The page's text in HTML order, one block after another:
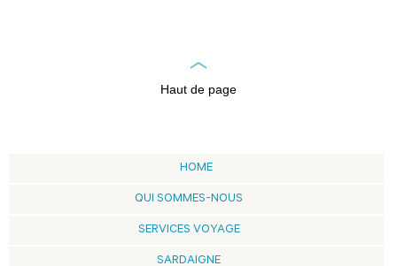
Haut de page
HOME
QUI SOMMES-NOUS
SERVICES VOYAGE
SARDAIGNE